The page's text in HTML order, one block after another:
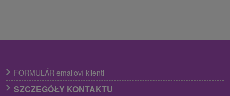
FORMULÁR emailoví klienti
SZCZEGÓŁY KONTAKTU